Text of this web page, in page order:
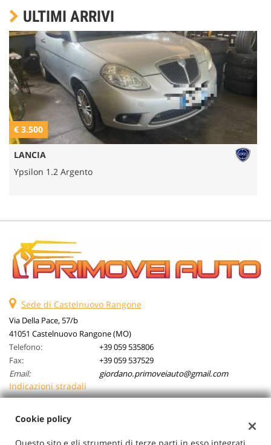
ULTIMI ARRIVI
€ 3.500
LANCIA
Ypsilon 1.2 Argento
Sede di Castelnuovo Rangone
Via Della Pace, 57/b
41051 Castelnuovo Rangone (MO)
Telefono:
+39 059 535806
Fax:
+39 059 537529
Email:
giordano.primoveiauto@gmail.com
Indicazioni stradali
Primovei Auto Srl
Cookie policy